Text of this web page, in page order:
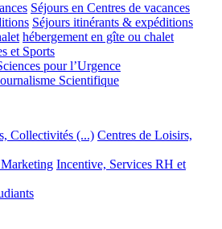
Séjours en Centres de vacances
Séjours itinérants & expéditions
hébergement en gîte ou chalet
et Sports
pour l’Urgence
Scientifique
Collectivités (...) Centres de Loisirs,
Incentive, Services RH et